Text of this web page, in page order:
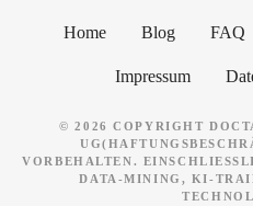
Home Blog FAQ
Impressum
© 2026 COPYRIGHT
VORBEHALTEN.
ATA-MINING, KI-